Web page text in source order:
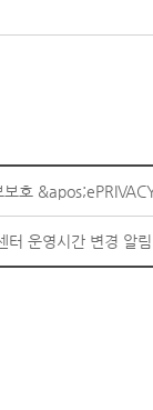
보호
터 운영시간 변경 알림